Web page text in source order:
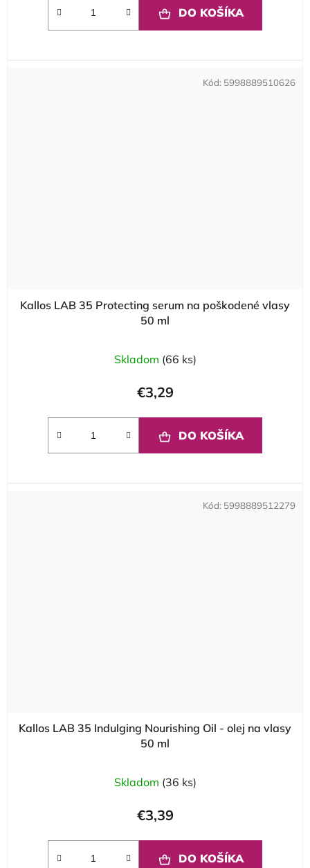
DO KOŠÍKA
Kallos LAB 35 Protecting serum na poškodené vlasy
50 ml
Skladom (66 ks)
€3,29
DO KOŠÍKA
Kód: 5998889510626
Kallos LAB 35 Indulging Nourishing Oil - olej na vlasy
50 ml
Skladom (36 ks)
€3,39
DO KOŠÍKA
Kód: 5998889512279